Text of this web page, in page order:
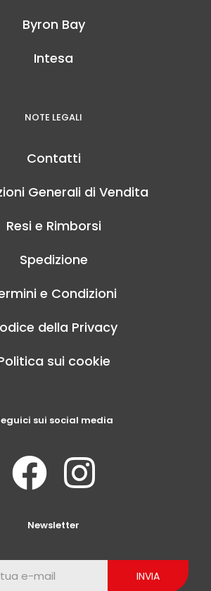
Byron Bay
Intesa
NOTE LEGALI
Contatti
Generali di Vendita
Resi e Rimborsi
Spedizione
e Condizioni
della Privacy
sui cookie
sui social media
Newsletter